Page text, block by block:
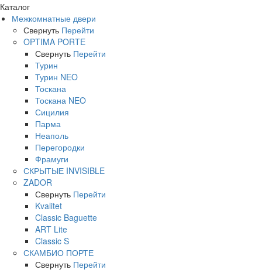
Каталог
Межкомнатные двери
Свернуть Перейти
OPTIMA PORTE
Свернуть Перейти
Турин
Турин NEO
Тоскана
Тоскана NEO
Сицилия
Парма
Неаполь
Перегородки
Фрамуги
СКРЫТЫЕ INVISIBLE
ZADOR
Свернуть Перейти
Kvalitet
Classic Baguette
ART Lite
Classic S
СКАМБИО ПОРТЕ
Свернуть Перейти